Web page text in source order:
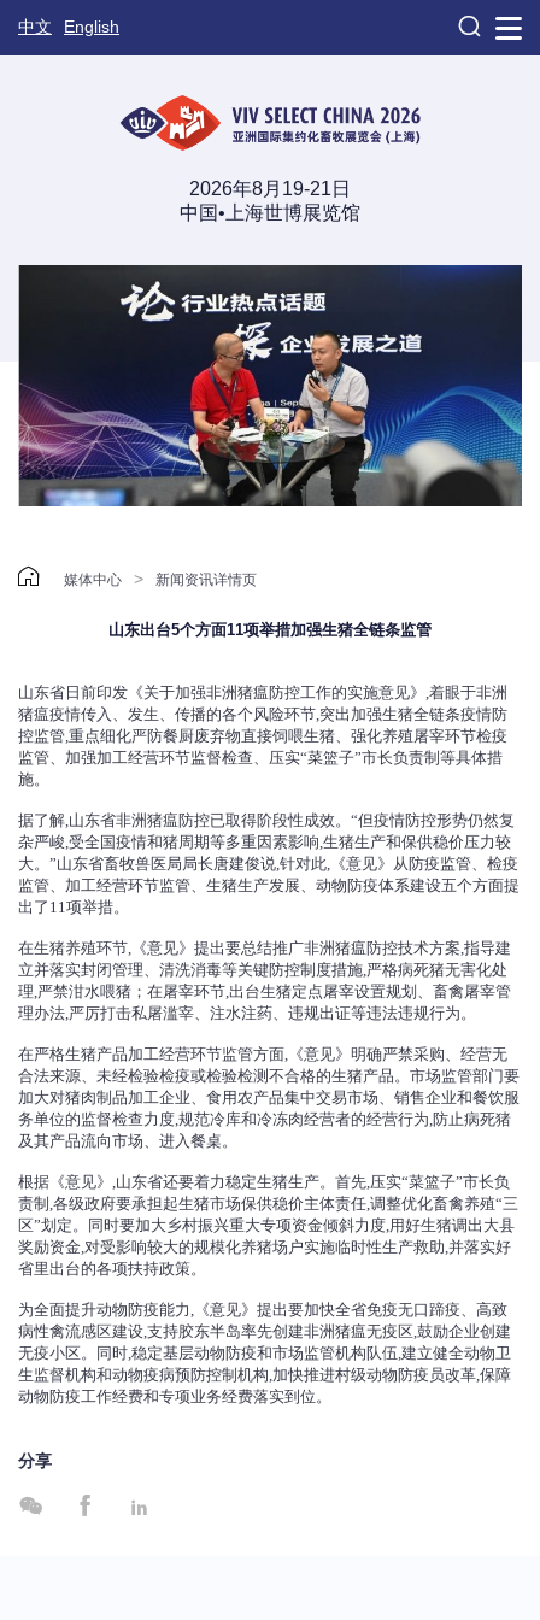
中文 English 
2026年8月19-21日
中国•上海世博展览馆
 媒体中心 > 新闻资讯详情页
山东出台5个方面11项举措加强生猪全链条监管
山东省日前印发《关于加强非洲猪瘟防控工作的实施意见》,着眼于非洲
猪瘟疫情传入、发生、传播的各个风险环节,突出加强生猪全链条疫情防
控监管,重点细化严防餐厨废弃物直接饲喂生猪、强化养殖屠宰环节检疫
监管、加强加工经营环节监督检查、压实“菜篮子”市长负责制等具体措
施。
据了解,山东省非洲猪瘟防控已取得阶段性成效。“但疫情防控形势仍然复
杂严峻,受全国疫情和猪周期等多重因素影响,生猪生产和保供稳价压力较
大。”山东省畜牧兽医局局长唐建俊说,针对此,《意见》从防疫监管、检疫
监管、加工经营环节监管、生猪生产发展、动物防疫体系建设五个方面提
出了11项举措。
在生猪养殖环节,《意见》提出要总结推广非洲猪瘟防控技术方案,指导建
立并落实封闭管理、清洗消毒等关键防控制度措施,严格病死猪无害化处
理,严禁泔水喂猪；在屠宰环节,出台生猪定点屠宰设置规划、畜禽屠宰管
理办法,严厉打击私屠滥宰、注水注药、违规出证等违法违规行为。
在严格生猪产品加工经营环节监管方面,《意见》明确严禁采购、经营无
合法来源、未经检验检疫或检验检测不合格的生猪产品。市场监管部门要
加大对猪肉制品加工企业、食用农产品集中交易市场、销售企业和餐饮服
务单位的监督检查力度,规范冷库和冷冻肉经营者的经营行为,防止病死猪
及其产品流向市场、进入餐桌。
根据《意见》,山东省还要着力稳定生猪生产。首先,压实“菜篮子”市长负
责制,各级政府要承担起生猪市场保供稳价主体责任,调整优化畜禽养殖“三
区”划定。同时要加大乡村振兴重大专项资金倾斜力度,用好生猪调出大县
奖励资金,对受影响较大的规模化养猪场户实施临时性生产救助,并落实好
省里出台的各项扶持政策。
为全面提升动物防疫能力,《意见》提出要加快全省免疫无口蹄疫、高致
病性禽流感区建设,支持胶东半岛率先创建非洲猪瘟无疫区,鼓励企业创建
无疫小区。同时,稳定基层动物防疫和市场监管机构队伍,建立健全动物卫
生监督机构和动物疫病预防控制机构,加快推进村级动物防疫员改革,保障
动物防疫工作经费和专项业务经费落实到位。
分享
  